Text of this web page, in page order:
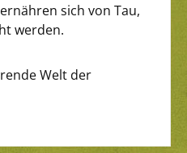
sich von Tau,
werden.
Welt der